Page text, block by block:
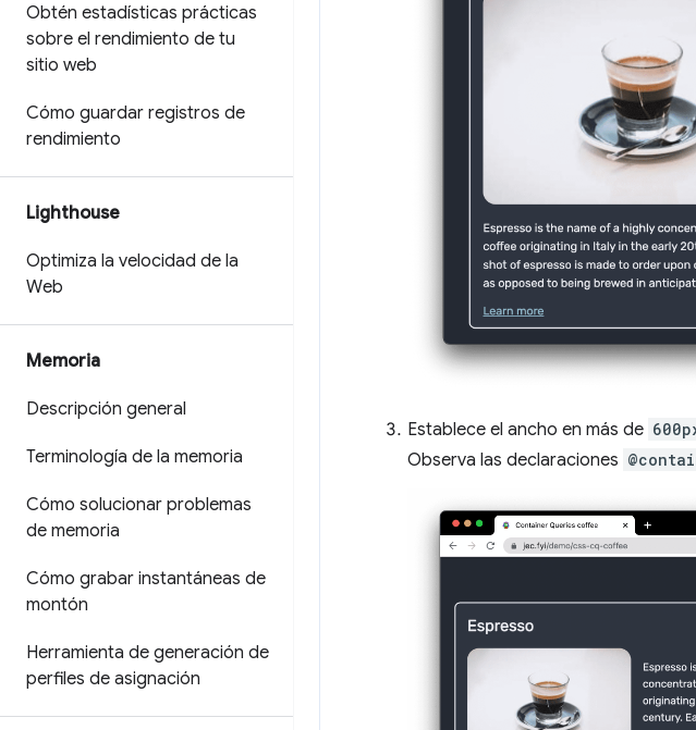
Obtén estadísticas prácticas
sobre el rendimiento de tu
sitio web
Cómo guardar registros de
rendimiento
Lighthouse
Optimiza la velocidad de la
Web
Memoria
Descripción general
Terminología de la memoria
Cómo solucionar problemas
de memoria
Cómo grabar instantáneas de
montón
Herramienta de generación de
perfiles de asignación
Establece el ancho en más de
Observa las declaraciones